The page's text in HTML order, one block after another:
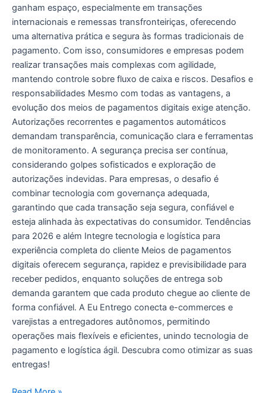
ganham espaço, especialmente em transações
internacionais e remessas transfronteiriças, oferecendo
uma alternativa prática e segura às formas tradicionais de
pagamento. Com isso, consumidores e empresas podem
realizar transações mais complexas com agilidade,
mantendo controle sobre fluxo de caixa e riscos. Desafios e
responsabilidades Mesmo com todas as vantagens, a
evolução dos meios de pagamentos digitais exige atenção.
Autorizações recorrentes e pagamentos automáticos
demandam transparência, comunicação clara e ferramentas
de monitoramento. A segurança precisa ser contínua,
considerando golpes sofisticados e exploração de
autorizações indevidas. Para empresas, o desafio é
combinar tecnologia com governança adequada,
garantindo que cada transação seja segura, confiável e
esteja alinhada às expectativas do consumidor. Tendências
para 2026 e além Integre tecnologia e logística para
experiência completa do cliente Meios de pagamentos
digitais oferecem segurança, rapidez e previsibilidade para
receber pedidos, enquanto soluções de entrega sob
demanda garantem que cada produto chegue ao cliente de
forma confiável. A Eu Entrego conecta e-commerces e
varejistas a entregadores autônomos, permitindo
operações mais flexíveis e eficientes, unindo tecnologia de
pagamento e logística ágil. Descubra como otimizar as suas
entregas!